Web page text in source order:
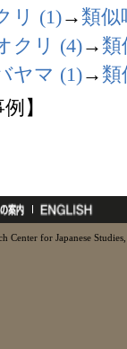
リ (1)→ 類似
クリ (4)→ 類
ヤマ (1)→ 類
】
Center for Japanese